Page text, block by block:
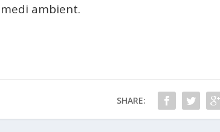
ambient.
SHARE: